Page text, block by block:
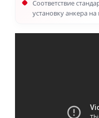
Соответствие
установку анкера